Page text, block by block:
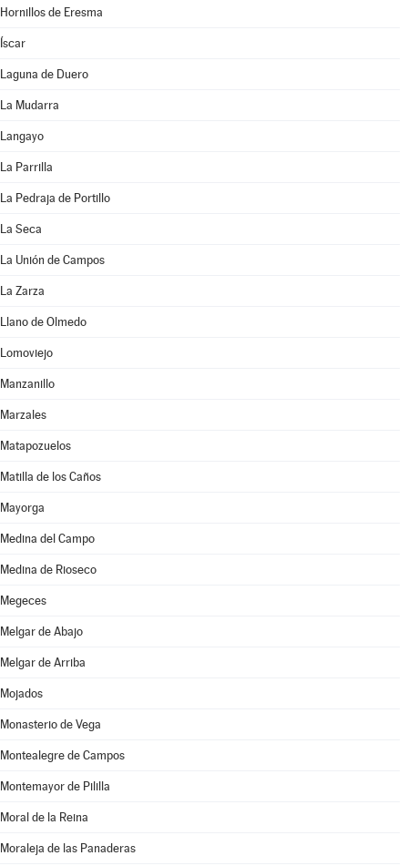
Hornillos de Eresma
Íscar
Laguna de Duero
La Mudarra
Langayo
La Parrilla
La Pedraja de Portillo
La Seca
La Unión de Campos
La Zarza
Llano de Olmedo
Lomoviejo
Manzanillo
Marzales
Matapozuelos
Matilla de los Caños
Mayorga
Medina del Campo
Medina de Rioseco
Megeces
Melgar de Abajo
Melgar de Arriba
Mojados
Monasterio de Vega
Montealegre de Campos
Montemayor de Pililla
Moral de la Reina
Moraleja de las Panaderas